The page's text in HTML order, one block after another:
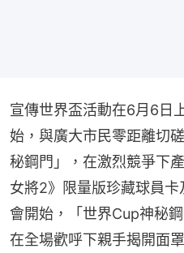
宣傳世界盃活動在6月6日
始，與廣大市民零距離切
秘鋼門」，在激烈競爭下
女將2》限量版珍藏球員
會開始，「世界Cup神秘
在全場歡呼下親手揭開面